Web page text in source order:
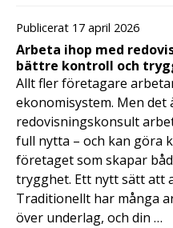
Publicerat 17 april 2026
Arbeta ihop med
bättre kontroll och
Allt fler företagare
ekonomisystem. Men
redovisningskonsult
full nytta – och kan göra
företaget som skapar
trygghet. Ett nytt sätt att
Traditionellt har många
över underlag, och din …